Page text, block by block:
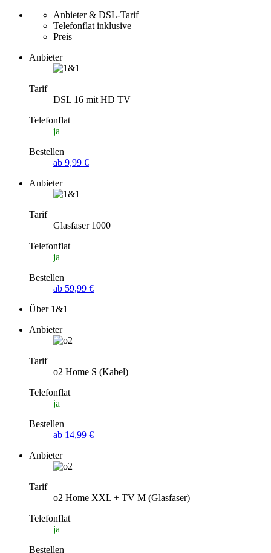
Anbieter & DSL-Tarif
Telefonflat inklusive
Preis
Anbieter
Tarif
DSL 16 mit HD TV
Telefonflat
ja
Bestellen
ab 9,99 €
Anbieter
Tarif
Glasfaser 1000
Telefonflat
ja
Bestellen
ab 59,99 €
Über 1&1
Anbieter
Tarif
o2 Home S (Kabel)
Telefonflat
ja
Bestellen
ab 14,99 €
Anbieter
Tarif
o2 Home XXL + TV M (Glasfaser)
Telefonflat
ja
Bestellen